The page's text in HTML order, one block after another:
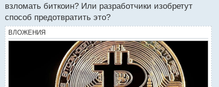
взломать биткоин? Или разработчики изобретут
способ предотвратить это?
ВЛОЖЕНИЯ